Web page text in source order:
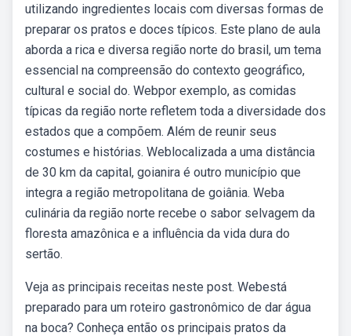
utilizando ingredientes locais com diversas formas de
preparar os pratos e doces típicos. Este plano de aula
aborda a rica e diversa região norte do brasil, um tema
essencial na compreensão do contexto geográfico,
cultural e social do. Webpor exemplo, as comidas
típicas da região norte refletem toda a diversidade dos
estados que a compõem. Além de reunir seus
costumes e histórias. Weblocalizada a uma distância
de 30 km da capital, goianira é outro município que
integra a região metropolitana de goiânia. Weba
culinária da região norte recebe o sabor selvagem da
floresta amazônica e a influência da vida dura do
sertão.
Veja as principais receitas neste post. Webestá
preparado para um roteiro gastronômico de dar água
na boca? Conheça então os principais pratos da